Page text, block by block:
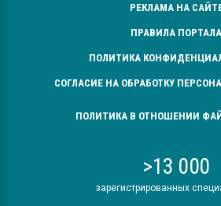
РЕКЛАМА НА
ПРАВИЛА ПОРТАЛА
ПОЛИТИКА
СОГЛАСИЕ НА ОБРАБОТКУ
ПОЛИТИКА В ОТНОШЕНИИ
>13 000
зарегистрированных